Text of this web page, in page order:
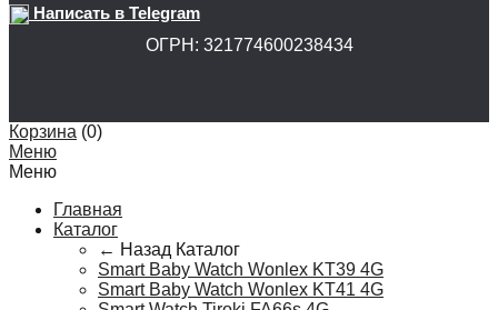
Написать в Telegram
ОГРН: 321774600238434
Корзина (0)
Меню
Меню
Главная
Каталог
← Назад Каталог
Smart Baby Watch Wonlex KT39 4G
Smart Baby Watch Wonlex KT41 4G